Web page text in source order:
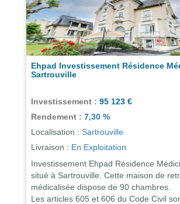
Ehpad Investissement Résidence
Sartrouville
Investissement : 95 123 €
Rendement : 7,30 %
Localisation : Sartrouville
Livraison : En Exploitation
Investissement Ehpad Résidence
situé à Sartrouville. Cette maison de
médicalisée dispose de 90 chambres.
Les articles 605 et 606 du Code Civil